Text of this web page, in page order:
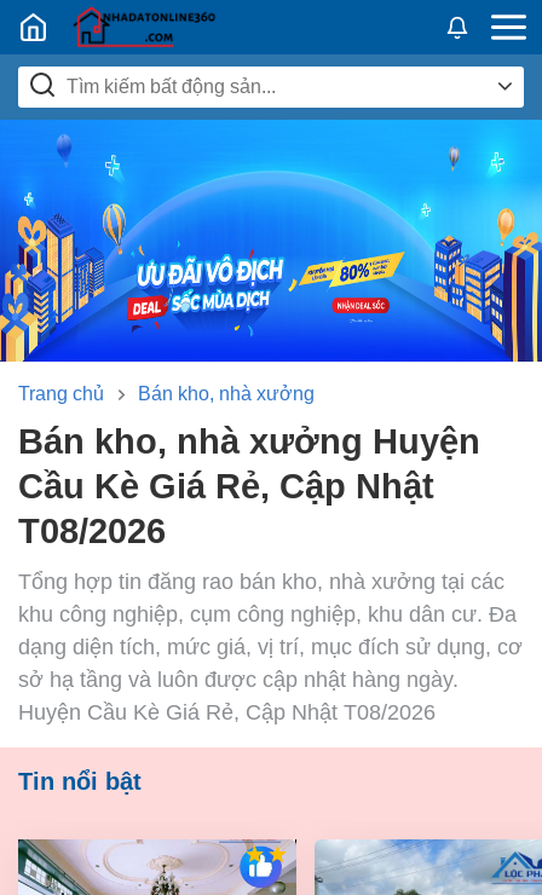
Nhadatban24h.vn
Trang chủ Bán kho, nhà xưởng
Bán kho, nhà xưởng Huyện
Cầu Kè Giá Rẻ, Cập Nhật
T08/2026
Tổng hợp tin đăng rao bán kho, nhà xưởng tại các
khu công nghiệp, cụm công nghiệp, khu dân cư. Đa
dạng diện tích, mức giá, vị trí, mục đích sử dụng, cơ
sở hạ tầng và luôn được cập nhật hàng ngày.
Huyện Cầu Kè Giá Rẻ, Cập Nhật T08/2026
Tin nổi bật